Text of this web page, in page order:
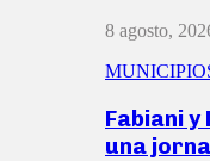
8 agosto,
Fabiani
una